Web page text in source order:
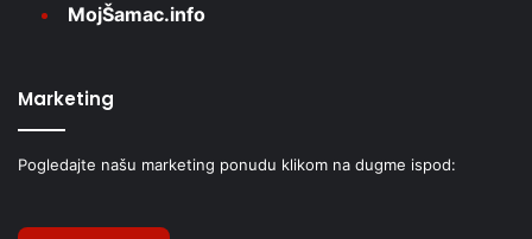
MojŠamac.info
Marketing
Pogledajte našu marketing ponudu klikom na dugme ispod: